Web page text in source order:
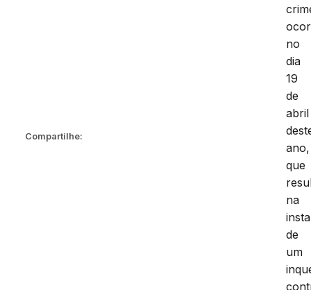
Compartilhe:
no
dia
19
de
abril
ano,
que
na
de
um